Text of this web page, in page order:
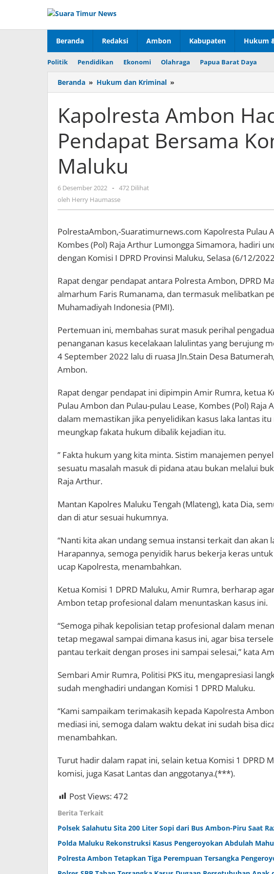
Beranda Redaksi Ambon Kabupaten Hukum
Politik Pendidikan Ekonomi Olahraga Papua Barat Daya
Beranda » Hukum dan Kriminal »
Ambon
Rapat
Dengar
Bersama
Kapolresta Ambon
Pendapat Bersama
Maluku
6 Desember 2022 oleh
Herry
- 472 Dilihat
oleh Herry Haumasse
PolrestaAmbon,-Suaratimurnews.com Kapolresta Pulau
Kombes (Pol) Raja Arthur Lumongga Simamora, hadiri
dengan Komisi I DPRD Provinsi Maluku, Selasa (6/12/
Rapat dengar pendapat antara Polresta Ambon, DPRD
almarhum Faris Rumanama, dan termasuk melibatkan
Muhamadiyah Indonesia (PMI).
Pertemuan ini, membahas surat masuk perihal
penanganan kasus kecelakaan lalulintas yang berujung
4 September 2022 lalu di ruasa Jln.Stain Desa
Ambon.
Rapat dengar pendapat ini dipimpin Amir Rumra, ketua
Pulau Ambon dan Pulau-pulau Lease, Kombes (Pol) Raja
dalam memastikan jika penyelidikan kasus laka lantas
meungkap fakata hukum dibalik kejadian itu.
” Fakta hukum yang kita minta. Sistim manajemen
sesuatu masalah masuk di pidana atau bukan melalui
Raja Arthur.
Mantan Kapolres Maluku Tengah (Mlateng), kata Dia,
dan di atur sesuai hukumnya.
“Nanti kita akan undang semua instansi terkait dan akan
Harapannya, semoga penyidik harus bekerja keras
ucap Kapolresta, menambahkan.
Ketua Komisi 1 DPRD Maluku, Amir Rumra, berharap
Ambon tetap profesional dalam menuntaskan kasus ini.
“Semoga pihak kepolisian tetap profesional dalam
tetap megawal sampai dimana kasus ini, agar bisa
pantau terkait dengan proses ini sampai selesai,” kata
Sembari Amir Rumra, Politisi PKS itu, mengapresiasi
sudah menghadiri undangan Komisi 1 DPRD Maluku.
“Kami sampaikam terimakasih kepada Kapolresta
mediasi ini, semoga dalam waktu dekat ini sudah bisa
menambahkan.
Turut hadir dalam rapat ini, selain ketua Komisi 1 DPRD
komisi, juga Kasat Lantas dan anggotanya.(***).
Post Views:472
Berita Terkait
Polsek Salahutu Sita 200 Liter Sopi dari Bus Ambon-Piru Saat
Polda Maluku Rekonstruksi Kasus Pengeroyokan Abdulah
Polresta Ambon Tetapkan Tiga Perempuan Tersangka